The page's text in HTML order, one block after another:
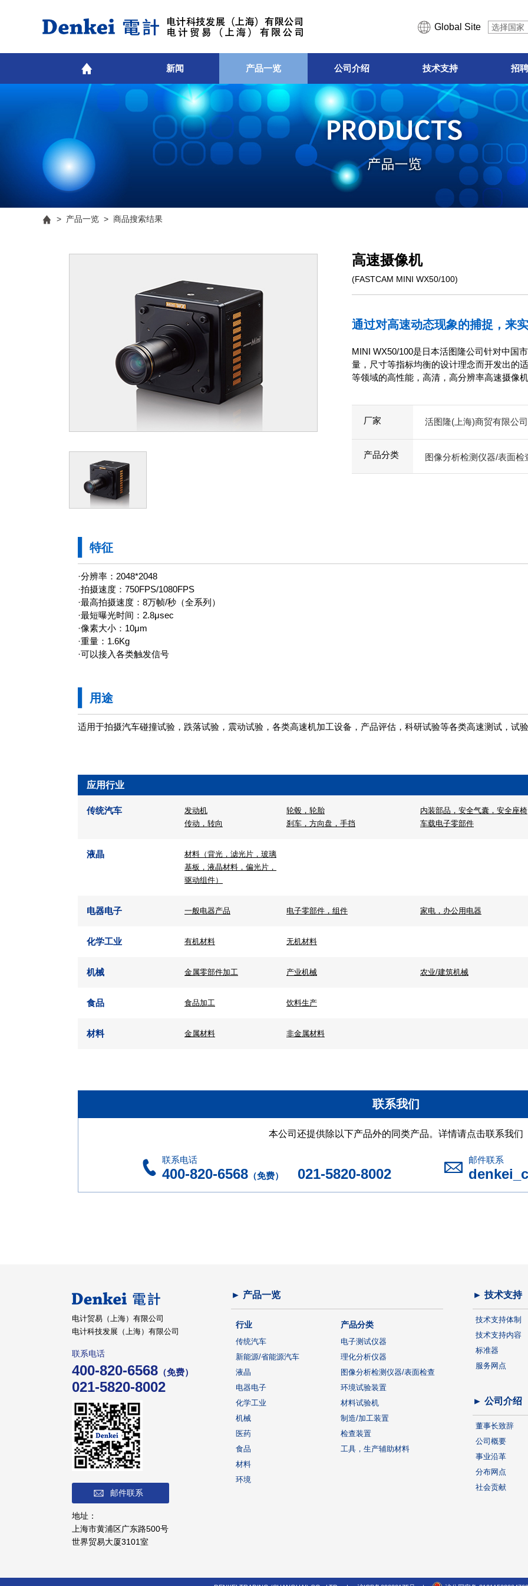
Global Site 选择国家
新闻 产品一览 公司介绍 技术支持 招
> 产品一览 > 商品搜索结果
高速摄像机
(FASTCAM MINI WX50/100)
通过对高速动态现象的捕捉，来
MINI WX50/100是日本活图隆公司针对中国
量，尺寸等指标均衡的设计理念而开发出的
等领域的高性能，高清，高分辨率高速摄像机
厂家 活图隆(上海)商贸有限公司
产品分类 图像分析检测仪器/表面检
特征
·分辨率：2048*2048
·拍摄速度：750FPS/1080FPS
·最高拍摄速度：8万帧/秒（全系列）
·最短曝光时间：2.8μsec
·像素大小：10μm
·重量：1.6Kg
·可以接入各类触发信号
用途
适用于拍摄汽车碰撞试验，跌落试验，震动试验，各类高速机加工设备，产品评估，科研试验等各类高速测试，试验
应用行业
传统汽车
发动机
传动，转向
轮毂，轮胎
刹车，方向盘，手挡
内装部品，安全气囊，安全座椅
车载电子零部件
液晶
材料（背光，滤光片，玻璃
基板，液晶材料，偏光片，
驱动组件）
电器电子 一般电器产品 电子零部件，组件 家电，办公用电器
化学工业 有机材料 无机材料
机械 金属零部件加工 产业机械 农业/建筑机械
食品 食品加工 饮料生产
材料 金属材料 非金属材料
联系我们
本公司还提供除以下产品外的同类产品。详情请点击联系我们
联系电话
400-820-6568 （免费） 021-5820-8002
邮件联系
电计贸易（上海）有限公司
电计科技发展（上海）有限公司
联系电话
400-820-6568 （免费）
021-5820-8002
邮件联系
地址：
上海市黄浦区广东路500号
世界贸易大厦3101室
► 产品一览
行业
传统汽车
新能源/省能源汽车
液晶
电器电子
化学工业
机械
医药
食品
材料
环境
产品分类
电子测试仪器
理化分析仪器
图像分析检测仪器/表面检查
环境试验装置
材料试验机
制造/加工装置
检查装置
工具，生产辅助材料
► 技术支持
技术支持体制
技术支持内容
标准器
服务网点
► 公司介绍
董事长致辞
公司概要
事业沿革
分布网点
社会贡献